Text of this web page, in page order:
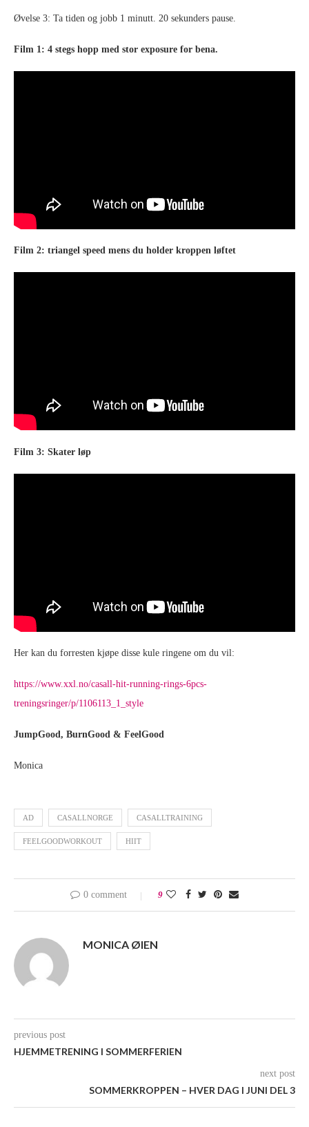
Øvelse 3: Ta tiden og jobb 1 minutt. 20 sekunders pause.
Film 1: 4 stegs hopp med stor exposure for bena.
Film 2: triangel speed mens du holder kroppen løftet
Film 3: Skater løp
Her kan du forresten kjøpe disse kule ringene om du vil:
https://www.xxl.no/casall-hit-running-rings-6pcs-
treningsringer/p/1106113_1_style
JumpGood, BurnGood & FeelGood
Monica
AD CASALLNORGE CASALLTRAINING
FEELGOODWORKOUT HIIT
0 comment 9
MONICA ØIEN
previous post
HJEMMETRENING I SOMMERFERIEN
next post
SOMMERKROPPEN – HVER DAG I JUNI DEL 3